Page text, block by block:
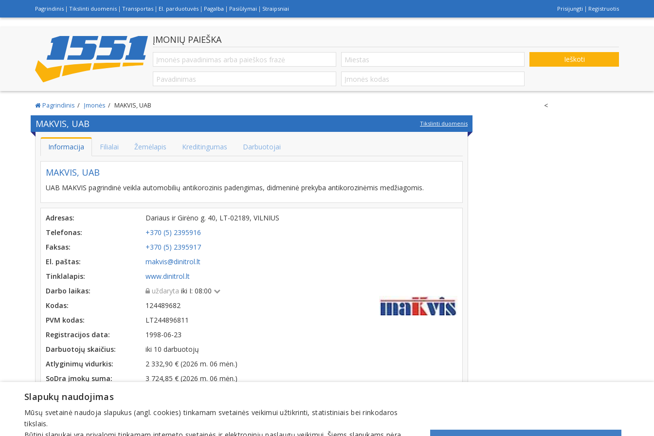
Pagrindinis Tikslinti duomenis Transportas El. parduotuvės Pagalba Pasiūlymai Straipsniai Prisijungti Registruotis
ĮMONIŲ PAIEŠKA
Ieškoti
Pagrindinis Įmonės MAKVIS, UAB
MAKVIS, UAB Tikslinti duomenis
Informacija Filialai Žemėlapis Kreditingumas Darbuotojai
MAKVIS, UAB
UAB MAKVIS pagrindinė veikla automobilių antikorozinis padengimas, didmeninė prekyba antikorozinėmis medžiagomis.
Adresas:
Dariaus ir Girėno g. 40, LT-02189, VILNIUS
Telefonas:
+370 (5) 2395916
Faksas:
+370 (5) 2395917
El. paštas:
makvis@dinitrol.lt
Tinklalapis:
www.dinitrol.lt
Darbo laikas:
uždaryta iki I: 08:00
Kodas:
124489682
PVM kodas:
LT244896811
Registracijos data:
1998-06-23
Darbuotojų skaičius:
iki 10 darbuotojų
Atlyginimų vidurkis:
2 332,90 € (2026 m. 06 mėn.)
SoDra įmokų suma:
3 724,85 € (2026 m. 06 mėn.)
Apyvarta:
Veiklos sritys
<
Slapukų naudojimas
Mūsų svetainė naudoja slapukus (angl. cookies) tinkamam svetainės veikimui užtikrinti, statistiniais bei rinkodaros
tikslais.